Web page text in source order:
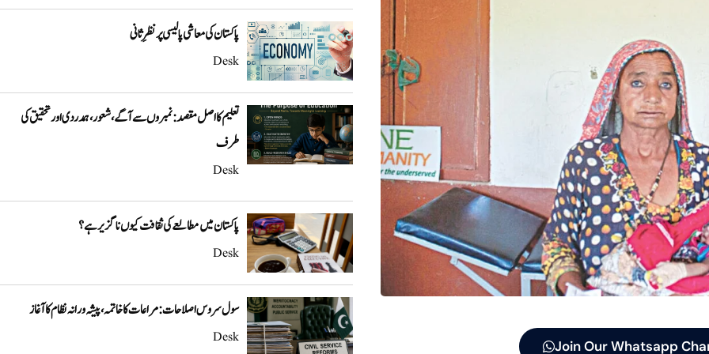
پاکستان کی معاشی پالیسی پر نظرِ ثانی
Desk
تعلیم کا اصل مقصد: نمبروں سے آگے، شعور، ہمدردی اور تحقیق کی
طرف
Desk
پاکستان میں مطالعے کی ثقافت کیوں ناگزیر ہے؟
Desk
سول سروس اصلاحات: مراعات کا خاتمہ، پیشہ ورانہ نظام کا آغاز
Desk Join Our Whatsapp